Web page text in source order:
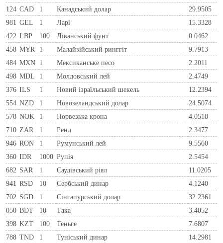
124 CAD 1 Канадський долар
29.9505
981 GEL 1 Ларi
15.3328
422 LBP 100 Ліванський фунт
0.0462
458 MYR 1 Малайзійський ринггіт
9.7913
484 MXN 1 Мексиканське песо
2.2011
498 MDL 1 Молдовський лей
2.4749
376 ILS 1 Новий ізраїльський шекель
12.2394
554 NZD 1 Новозеландський долар
24.5074
578 NOK 1 Норвезька крона
4.0518
710 ZAR 1 Ренд
2.3477
946 RON 1 Румунський лей
9.5560
360 IDR 1000 Рупія
2.5454
682 SAR 1 Саудівський ріял
11.0205
941 RSD 10 Сербський динар
4.1240
702 SGD 1 Сінгапурський долар
32.2361
050 BDT 10 Така
3.4052
398 KZT 100 Теньге
7.6807
788 TND 1 Туніський динар 14.2981